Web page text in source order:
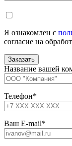
Я ознакомлен с
согласие на
Название вашей
Телефон*
Ваш E-mail*